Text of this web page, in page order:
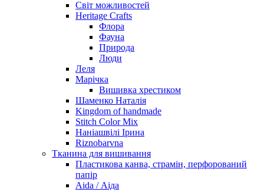
Світ можливостей
Heritage Crafts
Флора
Фауна
Природа
Люди
Леля
Марічка
Вишивка хрестиком
Шаменко Наталія
Kingdom of handmade
Stitch Color Mix
Наніашвілі Ірина
Riznobarvna
Тканина для вишивання
Пластикова канва, страмін, перфорований
папір
Aida / Аіда